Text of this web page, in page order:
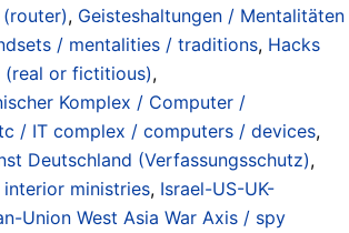
, Geisteshaltungen / Mentalitäten
/ mentalities / traditions, Hacks
or fictitious),
Komplex / Computer /
/ IT complex / computers / devices,
Deutschland (Verfassungsschutz),
interior ministries, Israel-US-UK-
Union West Asia War Axis / spy